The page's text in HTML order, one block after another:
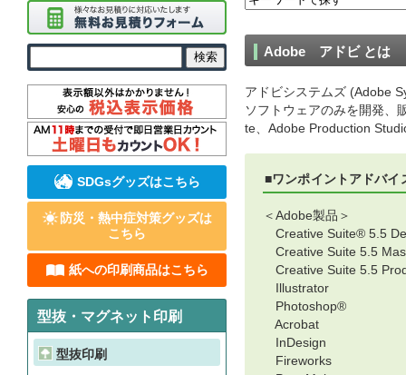
Adobe アドビ とは
アドビシステムズ (Adobe
ソフトウェアのみを開発、
te、Adobe Production
■ワンポイントアドバイ
＜Adobe製品＞
Creative Suite® 5.5
Creative Suite 5.5
Creative Suite 5.5
Illustrator
Photoshop®
Acrobat
InDesign
Fireworks
SDGsグッズはこちら
防災・熱中症対策グッズは
こちら
紙への印刷商品はこちら
型抜・マグネット印刷
型抜印刷